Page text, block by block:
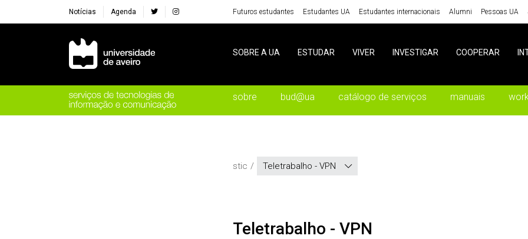
Notícias Agenda Futuros estudantes Estudantes UA Estudantes internacionais Alumni Pessoas UA
Navegação Principal
SOBRE A UA ESTUDAR VIVER INVESTIGAR COOPERAR
sobre bud@ua catálogo de serviços manuais
stic Teletrabalho - VPN
Teletrabalho - VPN